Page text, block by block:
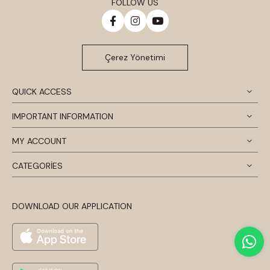
QUICK ACCESS
IMPORTANT INFORMATION
MY ACCOUNT
CATEGORİES
DOWNLOAD OUR APPLICATION
FOLLOW US
Çerez Yönetimi